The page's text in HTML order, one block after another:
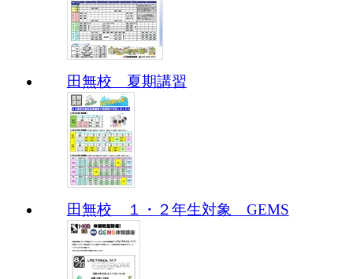
田無校 夏期講習
田無校 １・２年生対象 GEMS